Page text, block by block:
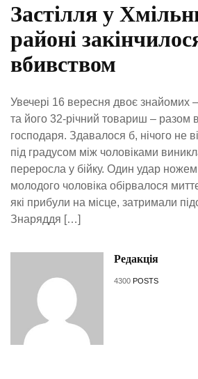
Застілля у
районі
вбивством
Увечері 16 вересня двоє знайомих
та його 32-річний товариш – разом
господаря. Здавалося б, нічого не
під градусом між чоловіками
переросла у бійку. Один удар ножем
молодого чоловіка обірвалося
які прибули на місце, затримали
Знаряддя […]
Редакція
4300 POSTS